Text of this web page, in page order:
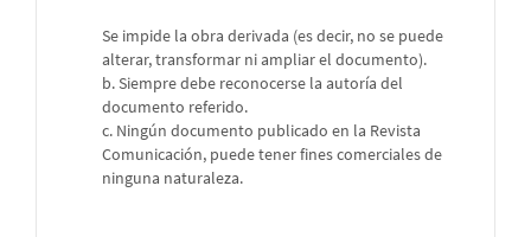
Se impide la obra derivada (es decir, no se puede
alterar, transformar ni ampliar el documento).
b. Siempre debe reconocerse la autoría del
documento referido.
c. Ningún documento publicado en la Revista
Comunicación, puede tener fines comerciales de
ninguna naturaleza.